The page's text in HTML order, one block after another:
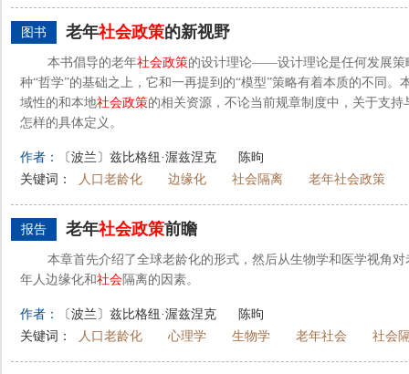
图书 老年社会政策的新视野
本书倡导的老年社会政策的设计理论——设计理论是任何发展
种“哲学”的基础之上，它和一再提到的“模型”策略有着本质的不同
域性的和本地社会政策的相关资源，不论当前规章制度中，关于支
怎样的具体定义。
作者： 〔波兰〕兹比格纽·渥兹涅克
陈昫
关键词：
人口老龄化 边缘化 社会隔离 老年社会政策
报告 老年社会政策前瞻
本章首先介绍了全球老龄化的形式，然后从生物学和医学视角
年人边缘化和社会隔离的因素。
作者： 〔波兰〕兹比格纽·渥兹涅克
陈昫
关键词：
人口老龄化 心理学 生物学 老年社会 社会